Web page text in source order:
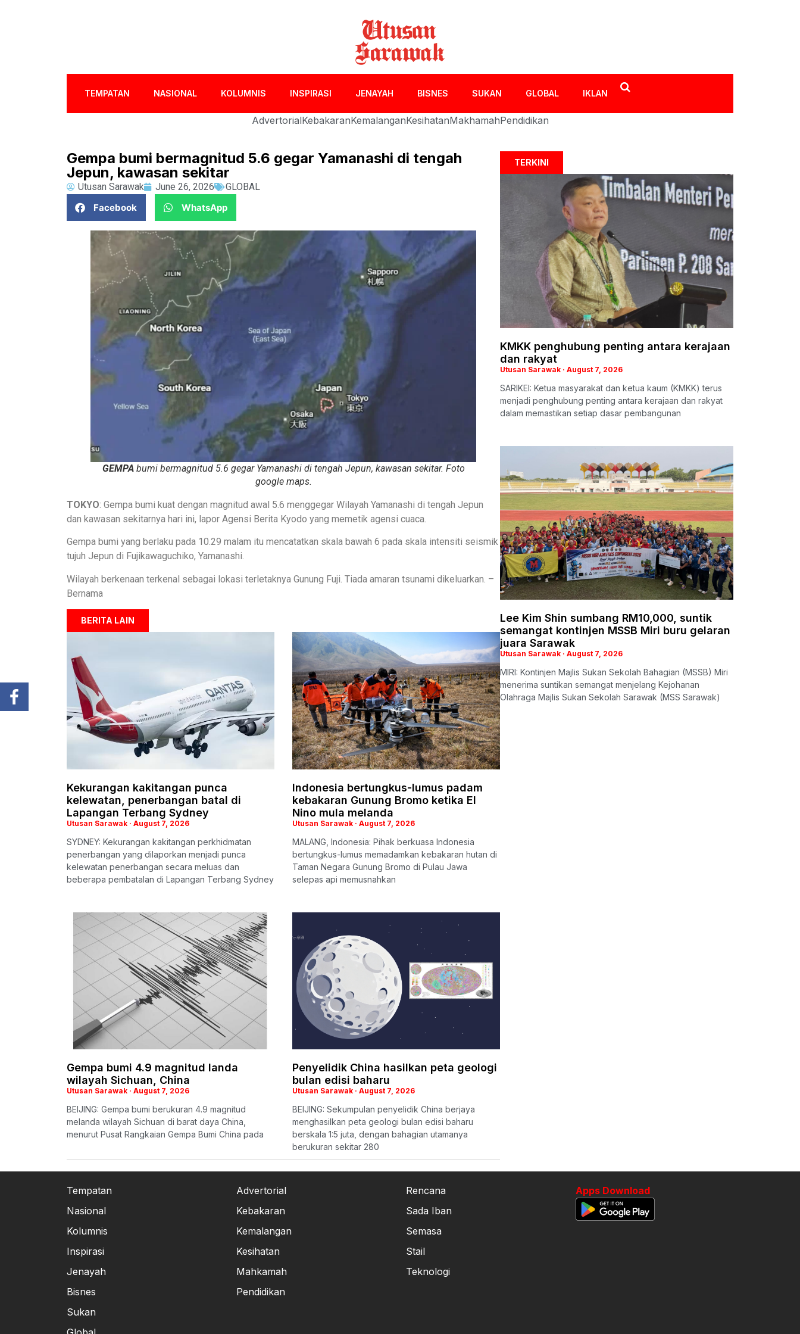
TEMPATAN NASIONAL KOLUMNIS INSPIRASI JENAYAH BISNES SUKAN GLOBAL IKLAN
AdvertorialKebakaranKemalanganKesihatanMakhamahPendidikan
Gempa bumi bermagnitud 5.6 gegar Yamanashi di tengah
Jepun, kawasan sekitar
Utusan Sarawak June 26, 2026
GLOBAL
Facebook
WhatsApp
GEMPAbumi bermagnitud 5.6 gegar Yamanashi di tengah Jepun, kawasan sekitar. Foto
google maps.
TOKYO: Gempa bumi kuat dengan magnitud awal 5.6 menggegar Wilayah Yamanashi di tengah Jepun
dan kawasan sekitarnya hari ini, lapor Agensi Berita Kyodo yang memetik agensi cuaca.
Gempa bumi yang berlaku pada 10.29 malam itu mencatatkan skala bawah 6 pada skala intensiti seismik
tujuh Jepun di Fujikawaguchiko, Yamanashi.
Wilayah berkenaan terkenal sebagai lokasi terletaknya Gunung Fuji. Tiada amaran tsunami dikeluarkan. –
Bernama
BERITA LAIN
Kekurangan kakitangan punca
kelewatan, penerbangan batal di
Lapangan Terbang Sydney
Utusan Sarawak August 7, 2026
SYDNEY: Kekurangan kakitangan perkhidmatan
penerbangan yang dilaporkan menjadi punca
kelewatan penerbangan secara meluas dan
beberapa pembatalan di Lapangan Terbang Sydney
Indonesia bertungkus-lumus padam
kebakaran Gunung Bromo ketika El
Nino mula melanda
Utusan Sarawak August 7, 2026
MALANG, Indonesia: Pihak berkuasa Indonesia
bertungkus-lumus memadamkan kebakaran hutan di
Taman Negara Gunung Bromo di Pulau Jawa
selepas api memusnahkan
Gempa bumi 4.9 magnitud landa
wilayah Sichuan, China
Utusan Sarawak August 7, 2026
BEIJING: Gempa bumi berukuran 4.9 magnitud
melanda wilayah Sichuan di barat daya China,
menurut Pusat Rangkaian Gempa Bumi China pada
Penyelidik China hasilkan peta geologi
bulan edisi baharu
Utusan Sarawak August 7, 2026
BEIJING: Sekumpulan penyelidik China berjaya
menghasilkan peta geologi bulan edisi baharu
berskala 1:5 juta, dengan bahagian utamanya
berukuran sekitar 280
TERKINI
KMKK penghubung penting antara kerajaan
dan rakyat
Utusan Sarawak August 7, 2026
SARIKEI: Ketua masyarakat dan ketua kaum (KMKK) terus
menjadi penghubung penting antara kerajaan dan rakyat
dalam memastikan setiap dasar pembangunan
Lee Kim Shin sumbang RM10,000, suntik
semangat kontinjen MSSB Miri buru gelaran
juara Sarawak
Utusan Sarawak August 7, 2026
MIRI: Kontinjen Majlis Sukan Sekolah Bahagian (MSSB) Miri
menerima suntikan semangat menjelang Kejohanan
Olahraga Majlis Sukan Sekolah Sarawak (MSS Sarawak)
Tempatan
Nasional
Kolumnis
Inspirasi
Jenayah
Bisnes
Sukan
Advertorial
Kebakaran
Kemalangan
Kesihatan
Mahkamah
Pendidikan
Rencana
Sada Iban
Semasa
Stail
Teknologi
Apps Download